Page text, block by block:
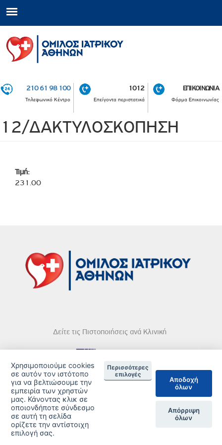
210 61 98 100
Τηλεφωνικό Κέντρο
1012
Επείγοντα περιστατικά
ΕΠΙΚΟΙΝΩΝΙΑ
Φόρμα Επικοινωνίας
12/ΔΑΚΤΥΛΟΣΚΟΠΗΣΗ
Τιμή:
231.00
Δείτε τις Πιστοποιήσεις ανά Κλινική
© 2026 Copyright © Iatriko.gr | Powered by Aboutnet
Χρησιμοποιούμε cookies
σε αυτόν τον ιστότοπο
για να βελτιώσουμε την
εμπειρία των χρηστών
μας. Κάνοντας κλικ σε
οποιονδήποτε σύνδεσμο
σε αυτή τη σελίδα
ορίζετε την αντίστοιχη
επιλογή σας.
Περισσότερες
επιλογές
Αποδοχή
όλων
Απόρριψη
όλων